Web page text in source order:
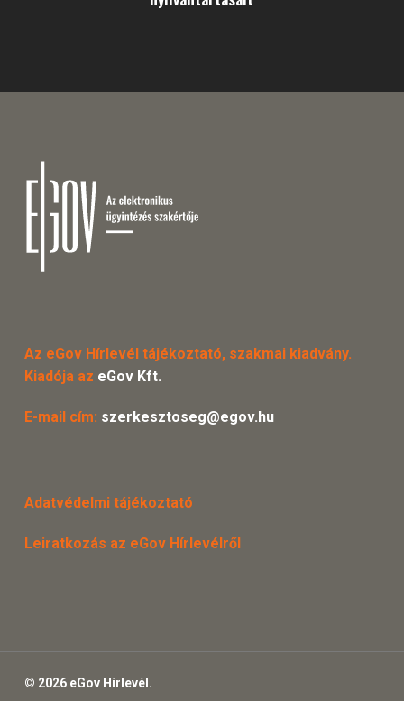
Az eGov Hírlevél tájékoztató, szakmai kiadvány.
Kiadója az eGov Kft.
E-mail cím: szerkesztoseg@egov.hu
Adatvédelmi tájékoztató
Leiratkozás az eGov Hírlevélről
© 2026 eGov Hírlevél.